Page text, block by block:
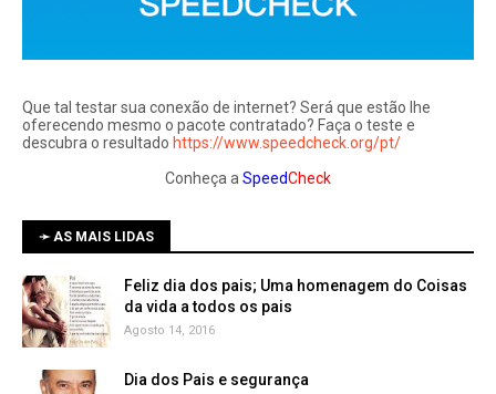
Que tal testar sua conexão de internet? Será que estão lhe
oferecendo mesmo o pacote contratado? Faça o teste e
descubra o resultado https://www.speedcheck.org/pt/
Conheça a SpeedCheck
➛ AS MAIS LIDAS
Feliz dia dos pais; Uma homenagem do Coisas
da vida a todos os pais
Agosto 14, 2016
Dia dos Pais e segurança